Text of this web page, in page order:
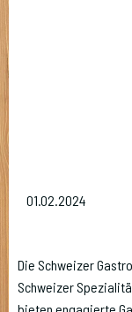
01.02.2024
Die Schweizer
Schweizer